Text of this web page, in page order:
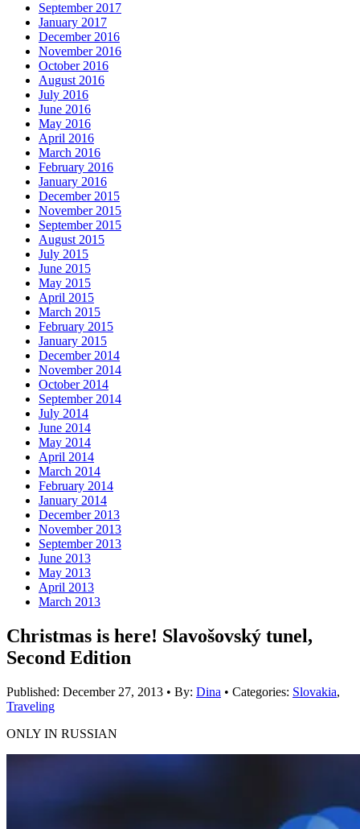
September 2017
January 2017
December 2016
November 2016
October 2016
August 2016
July 2016
June 2016
May 2016
April 2016
March 2016
February 2016
January 2016
December 2015
November 2015
September 2015
August 2015
July 2015
June 2015
May 2015
April 2015
March 2015
February 2015
January 2015
December 2014
November 2014
October 2014
September 2014
July 2014
June 2014
May 2014
April 2014
March 2014
February 2014
January 2014
December 2013
November 2013
September 2013
June 2013
May 2013
April 2013
March 2013
Christmas is here! Slavošovský tunel,
Second Edition
Published: December 27, 2013 • By: Dina • Categories: Slovakia,
Traveling
ONLY IN RUSSIAN